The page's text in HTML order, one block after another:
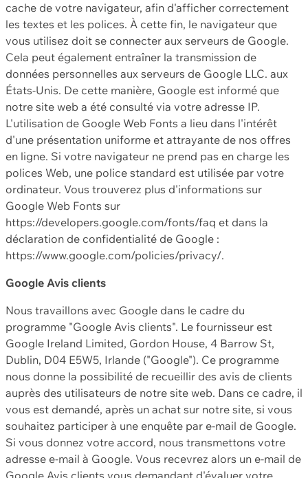
cache de votre navigateur, afin d'afficher correctement
les textes et les polices. À cette fin, le navigateur que
vous utilisez doit se connecter aux serveurs de Google.
Cela peut également entraîner la transmission de
données personnelles aux serveurs de Google LLC. aux
États-Unis. De cette manière, Google est informé que
notre site web a été consulté via votre adresse IP.
L'utilisation de Google Web Fonts a lieu dans l'intérêt
d'une présentation uniforme et attrayante de nos offres
en ligne. Si votre navigateur ne prend pas en charge les
polices Web, une police standard est utilisée par votre
ordinateur. Vous trouverez plus d'informations sur
Google Web Fonts sur
https://developers.google.com/fonts/faq et dans la
déclaration de confidentialité de Google :
https://www.google.com/policies/privacy/.
Google Avis clients
Nous travaillons avec Google dans le cadre du
programme "Google Avis clients". Le fournisseur est
Google Ireland Limited, Gordon House, 4 Barrow St,
Dublin, D04 E5W5, Irlande ("Google"). Ce programme
nous donne la possibilité de recueillir des avis de clients
auprès des utilisateurs de notre site web. Dans ce cadre, il
vous est demandé, après un achat sur notre site, si vous
souhaitez participer à une enquête par e-mail de Google.
Si vous donnez votre accord, nous transmettons votre
adresse e-mail à Google. Vous recevrez alors un e-mail de